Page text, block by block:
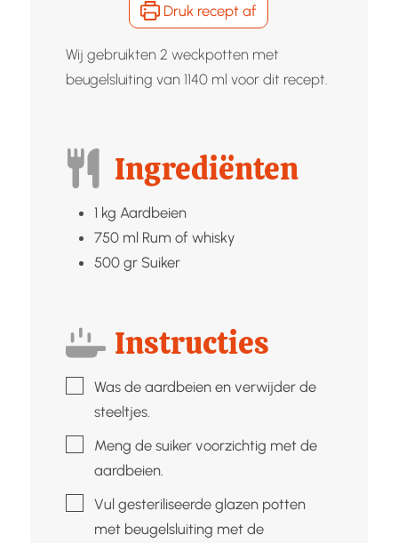
Druk recept af
Wij gebruikten 2 weckpotten met
beugelsluiting van 1140 ml voor dit recept.
Ingrediënten
1 kg Aardbeien
750 ml Rum of whisky
500 gr Suiker
Instructies
▢Was de aardbeien en verwijder de
steeltjes.
▢Meng de suiker voorzichtig met de
aardbeien.
▢Vul gesteriliseerde glazen potten
met beugelsluiting met de